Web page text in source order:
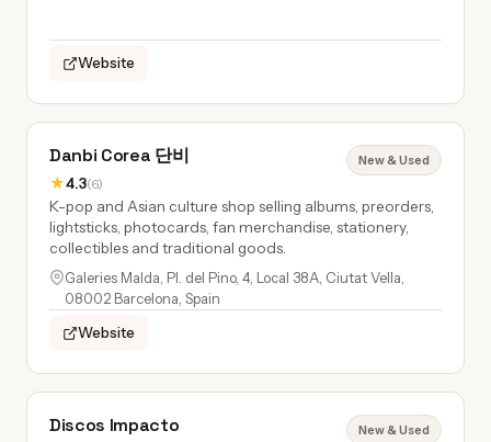
Website
Danbi Corea 단비
★4.3(6)
New & Used
K-pop and Asian culture shop selling albums, preorders,
lightsticks, photocards, fan merchandise, stationery,
collectibles and traditional goods.
Galeries Malda, Pl. del Pino, 4, Local 38A, Ciutat Vella,
08002 Barcelona, Spain
Website
Discos Impacto New & Used